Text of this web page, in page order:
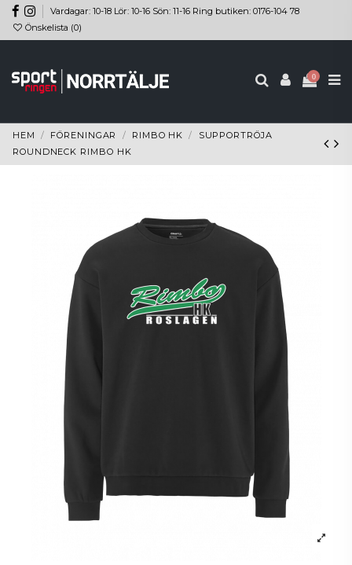
Vardagar: 10-18 Lör: 10-16 Sön: 11-16 Ring butiken: 0176-104 78
Önskelista (0)
0
HEM FÖRENINGAR RIMBO HK
SUPPORTRÖJA
ROUNDNECK RIMBO HK